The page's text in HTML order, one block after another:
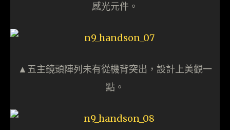
感光元件。
▲五主鏡頭陣列未有從機背突出，設計上美觀一
點。